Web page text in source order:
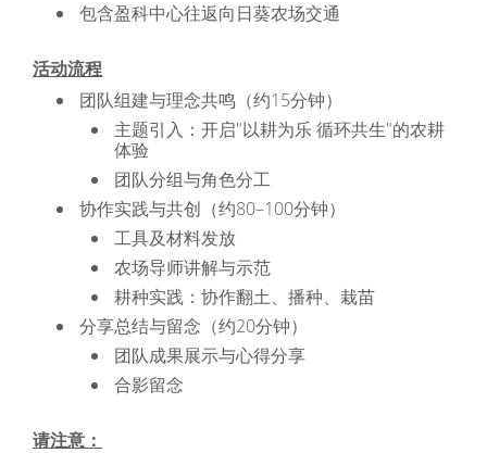
包含盈科中心往返向日葵农场交通
活动流程
团队组建与理念共鸣（约15分钟）
主题引入：开启"以耕为乐 循环共生"的农耕
体验
团队分组与角色分工
协作实践与共创（约80–100分钟）
工具及材料发放
农场导师讲解与示范
耕种实践：协作翻土、播种、栽苗
分享总结与留念（约20分钟）
团队成果展示与心得分享
合影留念
请注意：